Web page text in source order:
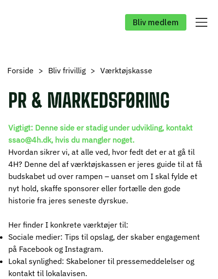
Bliv medlem
Forside > Bliv frivillig > Værktøjskasse
PR & MARKEDSFØRING
Vigtigt: Denne side er stadig under udvikling, kontakt
ssao@4h.dk, hvis du mangler noget.
Hvordan sikrer vi, at alle ved, hvor fedt det er at gå til
4H? Denne del af værktøjskassen er jeres guide til at få
budskabet ud over rampen – uanset om I skal fylde et
nyt hold, skaffe sponsorer eller fortælle den gode
historie fra jeres seneste dyrskue.
Her finder I konkrete værktøjer til:
Sociale medier: Tips til opslag, der skaber engagement
på Facebook og Instagram.
Lokal synlighed: Skabeloner til pressemeddelelser og
kontakt til lokalavisen.